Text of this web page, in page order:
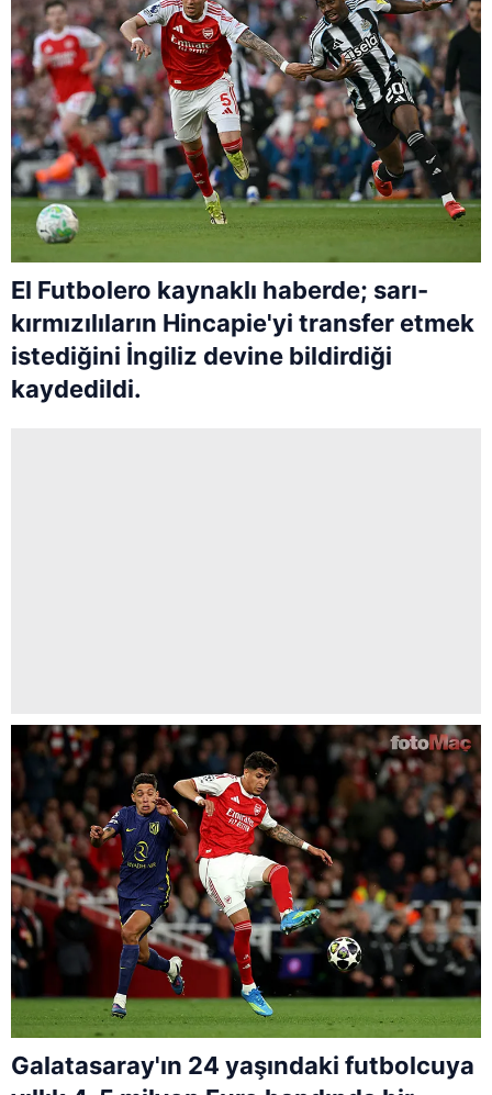
El Futbolero kaynaklı haberde; sarı-
kırmızılıların Hincapie'yi transfer etmek
istediğini İngiliz devine bildirdiği
kaydedildi.
Galatasaray'ın 24 yaşındaki futbolcuya